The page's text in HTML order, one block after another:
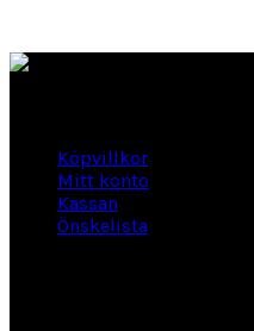
Köpvillkor
Mitt konto
Kassan
Önskelista